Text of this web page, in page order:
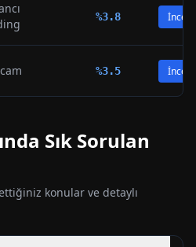
%3.8 İncele
%3.5 İncele
Sık Sorulan
konular ve detaylı